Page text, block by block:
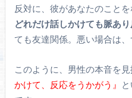
反対に、彼があなたのこと
どれだけ話しかけても脈あり
ても友達関係。悪い場合は、
このように、男性の本音を見
かけて、反応をうかがう』